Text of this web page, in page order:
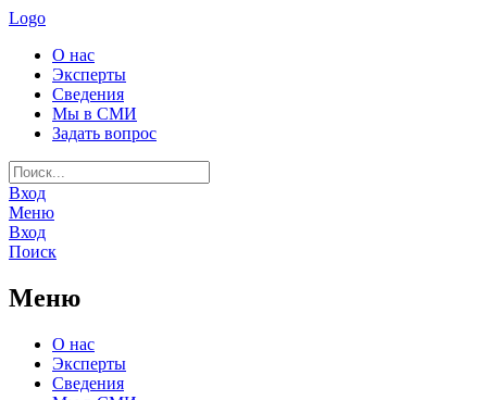
Logo
О нас
Эксперты
Сведения
Мы в СМИ
Задать вопрос
Вход
Меню
Вход
Поиск
Меню
О нас
Эксперты
Сведения